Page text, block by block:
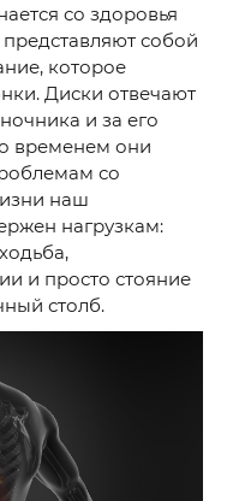
со здоровья
собой
которое
Диски отвечают
и за его
временем они
со
наш
нагрузкам:
и просто стояние
столб.